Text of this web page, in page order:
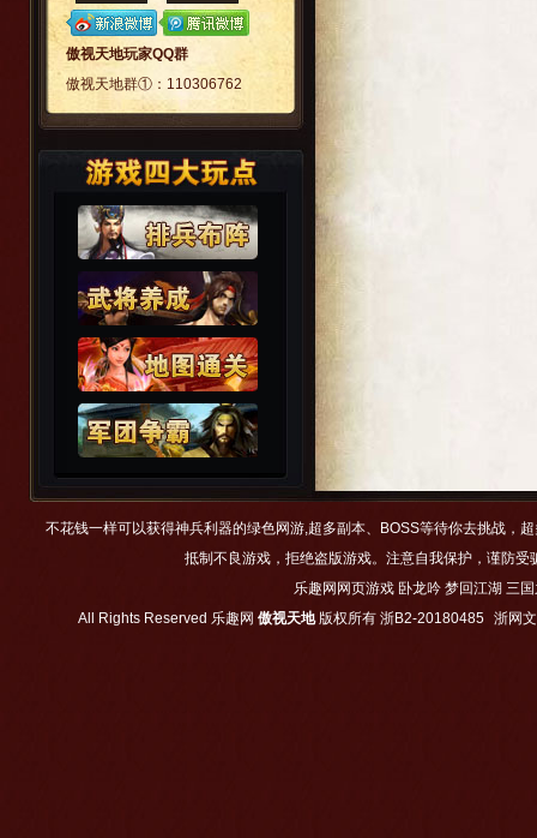
傲视天地玩家QQ群
傲视天地群①： 110306762
不花钱一样可以获得神兵利器的绿色网游,超多副本、BOSS等待你去挑战，
抵制不良游戏，拒绝盗版游戏。注意自我保护，谨防
乐趣网网页游戏 卧龙吟 梦回江湖 三
All Rights Reserved 乐趣网 傲视天地版权所有 浙B2-20180485 浙网